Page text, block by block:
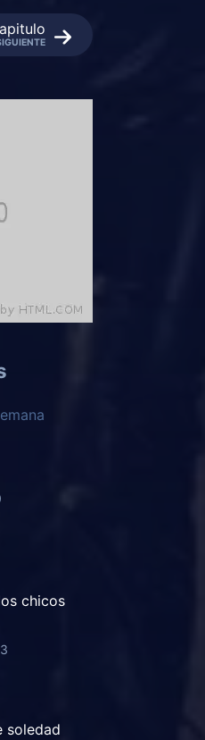
chicos
soledad